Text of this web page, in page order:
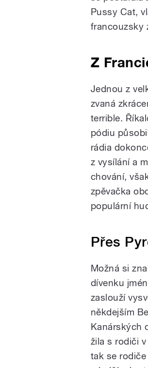
Pussy Cat,
francouzsky
Z
Jednou z
zvaná
terrible.
pódiu
rádia
z vysílání a
chování,
zpěvačka
populární
Přes
Možná si
dívenku
zaslouží
někdejším
Kanárských
žila s rodiči
tak se